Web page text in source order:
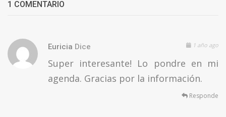
1 COMENTARIO
Euricia Dice 1 año ago
Super interesante! Lo pondre en mi
agenda. Gracias por la información.
Responde